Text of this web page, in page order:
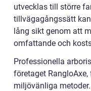
utvecklas till större
tillvägagångssätt
lång sikt genom att
omfattande och
Professionella
företaget
miljövänliga